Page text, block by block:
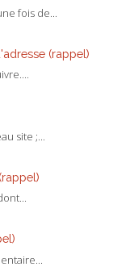
fois de...
(rappel)
site ;...